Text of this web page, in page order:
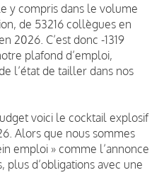
y compris dans le volume
de 53216 collègues en
2026. C’est donc -1319
plafond d’emploi,
l’état de tailler dans nos
voici le cocktail explosif
Alors que nous sommes
emploi » comme l’annonce
plus d’obligations avec une